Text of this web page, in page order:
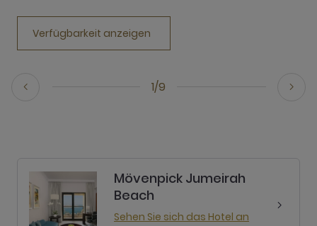
1/9
Verfügbarkeit anzeigen
Mövenpick Jumeirah
Beach
Sehen Sie sich das Hotel an